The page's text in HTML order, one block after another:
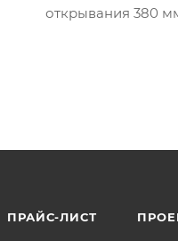
открывания 380
ПРАЙС-ЛИСТ